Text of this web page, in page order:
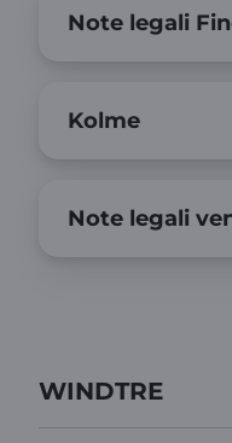
Note legali
Kolme
Note legali
WINDTRE